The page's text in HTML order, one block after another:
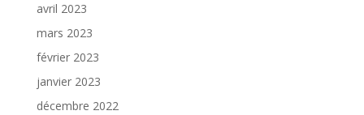
avril 2023
mars 2023
février 2023
janvier 2023
décembre 2022